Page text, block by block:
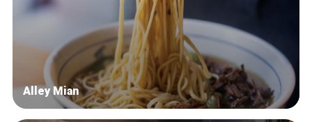
Alley Mian